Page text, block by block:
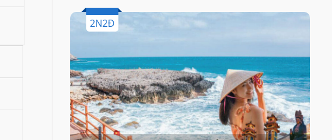
2N2Đ